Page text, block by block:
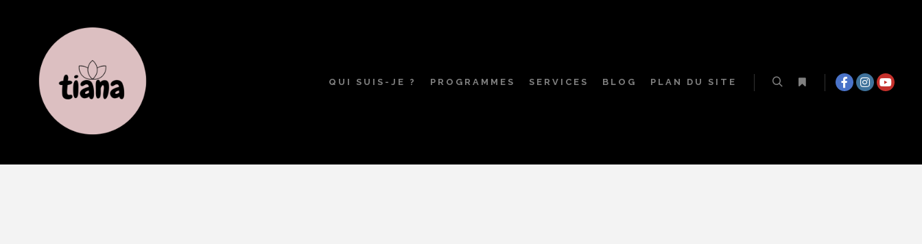
QUI SUIS-JE ? PROGRAMMES SERVICES BLOG PLAN DU SITE